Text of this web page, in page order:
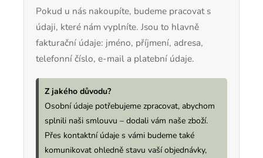
Pokud u nás nakoupíte, budeme pracovat s
údaji, které nám vyplníte. Jsou to hlavně
fakturační údaje: jméno, příjmení, adresa,
telefonní číslo, e-mail a platební údaje.
Z jakého důvodu?
Osobní údaje potřebujeme zpracovat, abychom
splnili naši smlouvu – dodali vám naše zboží.
Přes kontaktní údaje s vámi budeme také
komunikovat ohledně stavu vaší objednávky,